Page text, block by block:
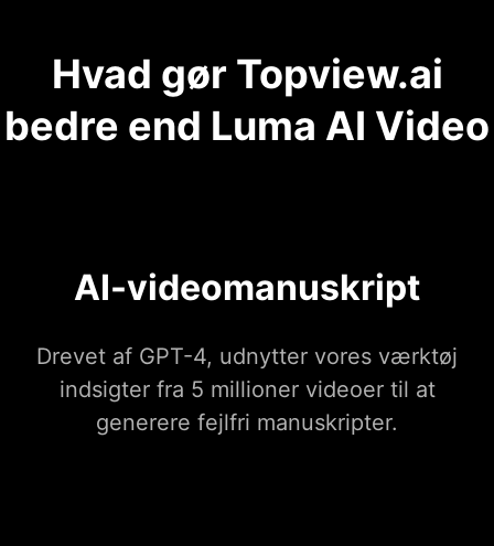
Hvad gør Topview.ai
bedre end Luma AI Video
AI-videomanuskript
Drevet af GPT-4, udnytter vores værktøj
indsigter fra 5 millioner videoer til at
generere fejlfri manuskripter.